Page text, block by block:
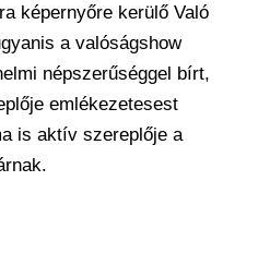
képernyőre kerülő Való
a valóságshow
népszerűséggel bírt,
emlékezetesest
is aktív szereplője a